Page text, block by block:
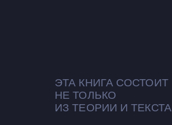
ЭТА КНИГА СОСТОИТ
НЕ ТОЛЬКО
ИЗ ТЕОРИИ И ТЕКСТА